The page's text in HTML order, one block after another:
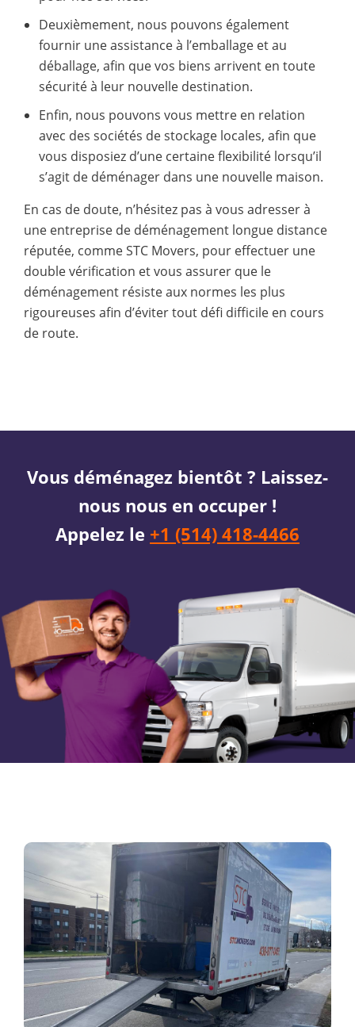
Deuxièmement, nous pouvons également
fournir une assistance à l’emballage et au
déballage, afin que vos biens arrivent en toute
sécurité à leur nouvelle destination.
Enfin, nous pouvons vous mettre en relation
avec des sociétés de stockage locales, afin que
vous disposiez d’une certaine flexibilité lorsqu’il
s’agit de déménager dans une nouvelle maison.
En cas de doute, n’hésitez pas à vous adresser à
une entreprise de déménagement longue distance
réputée, comme STC Movers, pour effectuer une
double vérification et vous assurer que le
déménagement résiste aux normes les plus
rigoureuses afin d’éviter tout défi difficile en cours
de route.
Vous déménagez bientôt ? Laissez-
nous nous en occuper !
Appelez le +1 (514) 418-4466